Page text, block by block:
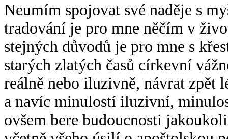
Neumím spojovat své naděje s
tradování je pro mne něčím v
stejných důvodů je pro mne s
starých zlatých časů církevní
reálně nebo iluzivně, návrat
a navíc minulostí iluzivní,
ovšem bere budoucnosti